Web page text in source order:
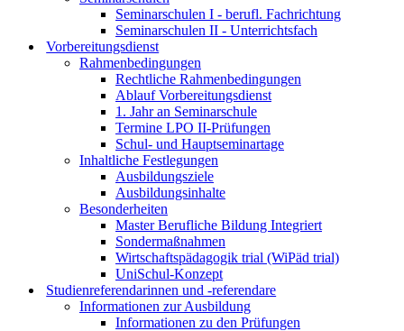
Seminarschulen I - berufl. Fachrichtung
Seminarschulen II - Unterrichtsfach
Vorbereitungsdienst
Rahmenbedingungen
Rechtliche Rahmenbedingungen
Ablauf Vorbereitungsdienst
1. Jahr an Seminarschule
Termine LPO II-Prüfungen
Schul- und Hauptseminartage
Inhaltliche Festlegungen
Ausbildungsziele
Ausbildungsinhalte
Besonderheiten
Master Berufliche Bildung Integriert
Sondermaßnahmen
Wirtschaftspädagogik trial (WiPäd trial)
UniSchul-Konzept
Studienreferendarinnen und -referendare
Informationen zur Ausbildung
Informationen zu den Prüfungen